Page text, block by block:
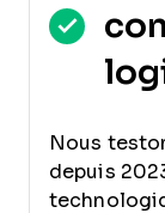
Nous
depuis